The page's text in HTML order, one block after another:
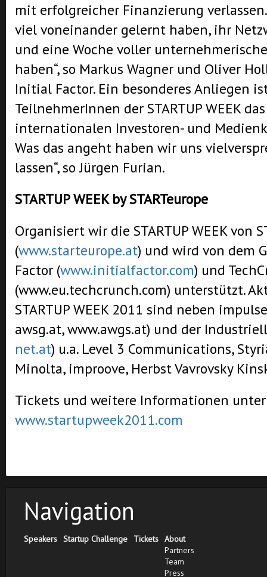
mit erfolgreicher Finanzierung
viel voneinander gelernt haben, ihr
und eine Woche voller
haben“, so Markus Wagner und Oliver
Initial Factor. Ein besonderes Anliegen
TeilnehmerInnen der STARTUP WEEK
internationalen Investoren- und
Was das angeht haben wir uns
lassen“, so Jürgen Furian.
STARTUP WEEK by STARTeurope
Organisiert wir die STARTUP WEEK von
(www.starteurope.at) und wird von dem
Factor (www.initialfactor.com) und
(www.eu.techcrunch.com) unterstützt.
STARTUP WEEK 2011 sind neben
awsg.at, www.awgs.at) und der
net.at) u.a. Level 3 Communications,
Minolta, improove, Herbst Vavrovsky
Tickets und weitere Informationen
www.startupweek2011.com
Navigation
Speakers Startup Challenge Tickets About
Partners
Team
Press